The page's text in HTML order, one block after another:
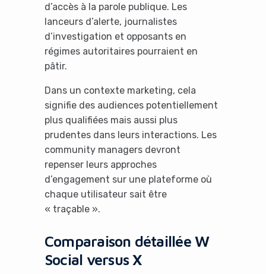
d’accès à la parole publique. Les
lanceurs d’alerte, journalistes
d’investigation et opposants en
régimes autoritaires pourraient en
pâtir.
Dans un contexte marketing, cela
signifie des audiences potentiellement
plus qualifiées mais aussi plus
prudentes dans leurs interactions. Les
community managers devront
repenser leurs approches
d’engagement sur une plateforme où
chaque utilisateur sait être
« traçable ».
Comparaison détaillée W
Social versus X